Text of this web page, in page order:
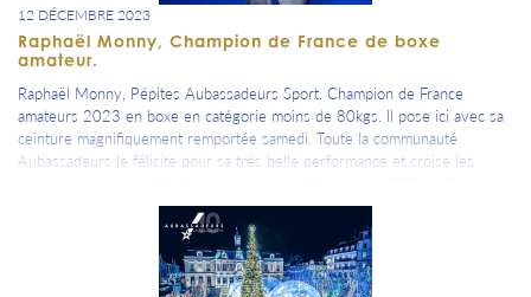
12 DÉCEMBRE 2023
Raphaël Monny, Champion de France de boxe
amateur.
Raphaël Monny, Pépites Aubassadeurs Sport. Champion de France
amateurs 2023 en boxe en catégorie moins de 80kgs. Il pose ici avec sa
ceinture magnifiquement remportée samedi. Toute la communauté
Aubassadeurs le félicite pour sa très belle performance et croise les